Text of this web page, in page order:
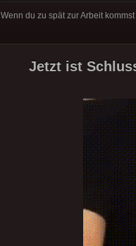
Wenn du zu spät zur Arbeit kommst
Jetzt ist